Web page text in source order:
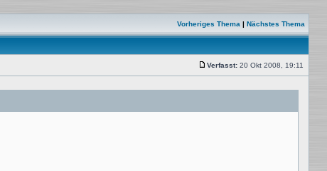
Vorheriges Thema | Nächstes Thema
Verfasst: 20 Okt 2008, 19:11